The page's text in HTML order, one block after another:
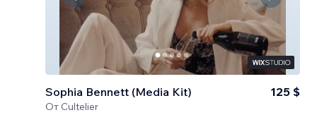
Sophia Bennett (Media Kit)
От Cultelier
125 $